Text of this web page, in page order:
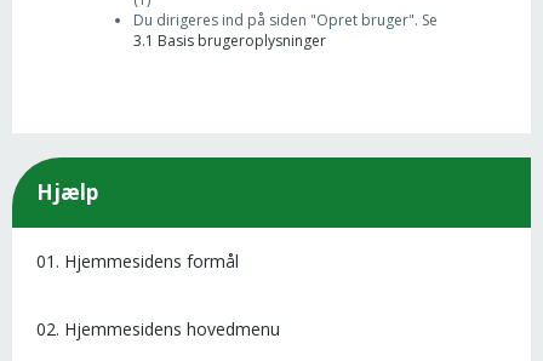
Du dirigeres ind på siden "Opret bruger". Se
3.1 Basis brugeroplysninger
Hjælp
01. Hjemmesidens formål
02. Hjemmesidens hovedmenu